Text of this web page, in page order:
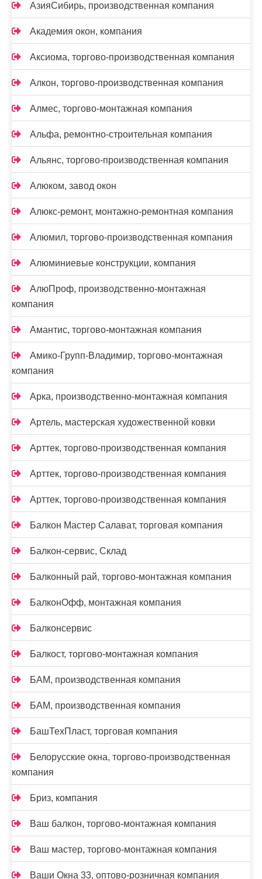
АзияСибирь, производственная компания
Академия окон, компания
Аксиома, торгово-производственная компания
Алкон, торгово-производственная компания
Алмес, торгово-монтажная компания
Альфа, ремонтно-строительная компания
Альянс, торгово-производственная компания
Алюком, завод окон
Алюкс-ремонт, монтажно-ремонтная компания
Алюмил, торгово-производственная компания
Алюминиевые конструкции, компания
АлюПроф, производственно-монтажная
компания
Амантис, торгово-монтажная компания
Амико-Групп-Владимир, торгово-монтажная
компания
Арка, производственно-монтажная компания
Артель, мастерская художественной ковки
Арттек, торгово-производственная компания
Арттек, торгово-производственная компания
Арттек, торгово-производственная компания
Балкон Мастер Салават, торговая компания
Балкон-сервис, Склад
Балконный рай, торгово-монтажная компания
БалконОфф, монтажная компания
Балконсервис
Балкост, торгово-монтажная компания
БАМ, производственная компания
БАМ, производственная компания
БашТехПласт, торговая компания
Белорусские окна, торгово-производственная
компания
Бриз, компания
Ваш балкон, торгово-монтажная компания
Ваш мастер, торгово-монтажная компания
Ваши Окна 33, оптово-розничная компания